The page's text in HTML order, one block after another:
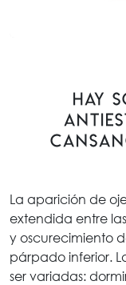
Hay
La aparición de
extendida entre
y oscurecimiento
párpado inferior.
ser variadas: